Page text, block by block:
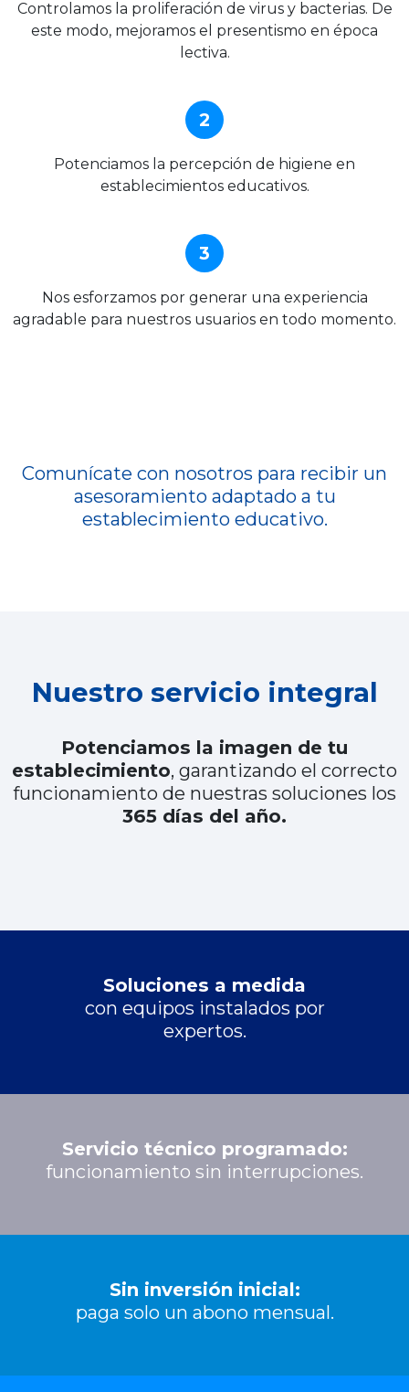
Controlamos la proliferación de virus y bacterias. De
este modo, mejoramos el presentismo en época
lectiva.
2
Potenciamos la percepción de higiene en
establecimientos educativos.
3
Nos esforzamos por generar una experiencia
agradable para nuestros usuarios en todo momento.
Comunícate con nosotros para recibir un
asesoramiento adaptado a tu
establecimiento educativo.
Nuestro servicio integral
Potenciamos la imagen de tu
establecimiento, garantizando el correcto
funcionamiento de nuestras soluciones los
365 días del año.
Soluciones a medida
con equipos instalados por
expertos.
Servicio técnico programado:
funcionamiento sin interrupciones.
Sin inversión inicial:
paga solo un abono mensual.